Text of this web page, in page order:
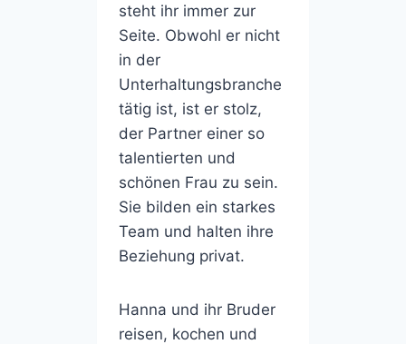
steht ihr immer zur
Seite. Obwohl er nicht
in der
Unterhaltungsbranche
tätig ist, ist er stolz,
der Partner einer so
talentierten und
schönen Frau zu sein.
Sie bilden ein starkes
Team und halten ihre
Beziehung privat.
Hanna und ihr Bruder
reisen, kochen und